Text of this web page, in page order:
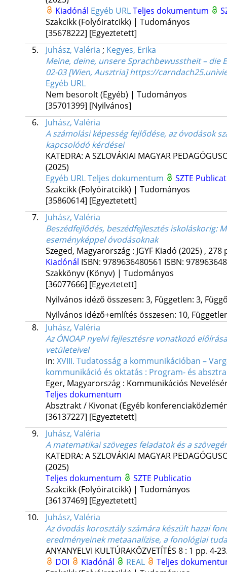
Kiadónál Egyéb URLTeljes dokumentum
Szakcikk (Folyóiratcikk) | Tudományos
[35678222] [Egyeztetett]
5.
Juhász, Valéria ; Kegyes, Erika
Meine, deine, unsere Sprachbewusstheit – die
02-03 [Wien, Ausztria] https://
Egyéb URL
Nem besorolt (Egyéb) | Tudományos
[35701399] [Nyilvános]
6.
Juhász, Valéria
A számolási képesség fejlődése, az óvodások
kapcsolódó kérdései
KATEDRA: A SZLOVÁKIAI MAGYAR
(2025)
Egyéb URLTeljes dokumentum
SZTE
Szakcikk (Folyóiratcikk) | Tudományos
[35860614] [Egyeztetett]
7.
Juhász, Valéria
Beszédfejlődés, beszédfejlesztés iskoláskorig:
eseményképpel óvodásoknak
Szeged, Magyarország : JGYF Kiadó (2025) , 278
Kiadónál ISBN: 9789636480561 ISBN:
Szakkönyv (Könyv) | Tudományos
[36077666] [Egyeztetett]
Nyilvános idéző összesen: 3, Független: 3,
Nyilvános idéző+említés összesen: 10,
8.
Juhász, Valéria
Az ÓNOAP nyelvi fejlesztésre vonatkozó
vetületeivel
In: XVIII. Tudatosság a kommunikációban –
kommunikáció és oktatás : Program- és
Eger, Magyarország : Kommunikációs
Teljes dokumentum
Absztrakt / Kivonat (Egyéb
[36137227] [Egyeztetett]
9.
Juhász, Valéria
A matematikai szöveges feladatok és a
KATEDRA: A SZLOVÁKIAI MAGYAR
(2025)
Teljes dokumentum
SZTE Publicatio
Szakcikk (Folyóiratcikk) | Tudományos
[36137469] [Egyeztetett]
10.
Juhász, Valéria
Az óvodás korosztály számára készült hazai
eredményeinek metaanalízise, a fonológiai
ANYANYELVI KULTÚRAKÖZVETÍTÉS 8: 1 pp. 4-
DOI
Kiadónál REAL
Teljes